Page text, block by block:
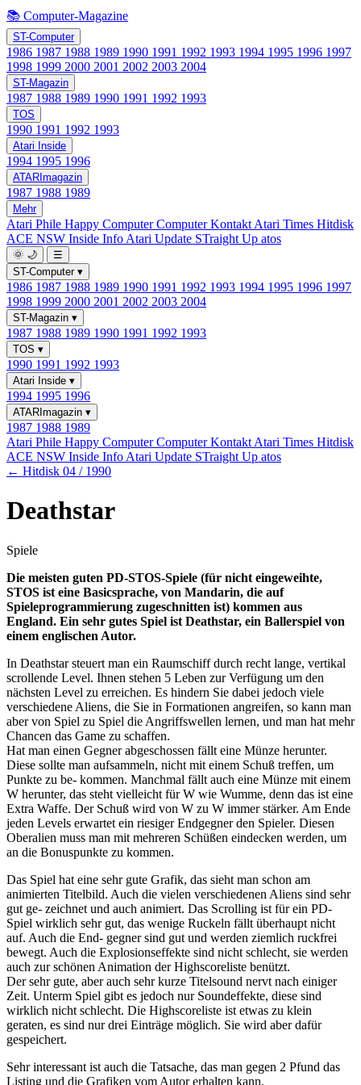
📚 Computer-Magazine
ST-Computer
1986 1987 1988 1989 1990 1991 1992 1993 1994 1995 1996 1997
1998 1999 2000 2001 2002 2003 2004
ST-Magazin
1987 1988 1989 1990 1991 1992 1993
TOS
1990 1991 1992 1993
Atari Inside
1994 1995 1996
ATARImagazin
1987 1988 1989
Mehr
Atari Phile Happy ComputerComputer Kontakt Atari Times Hitdisk
ACE NSW Inside Info Atari Update STraight Up atos
🌞 🌙
☰
ST-Computer ▾
1986 1987 1988 1989 1990 1991 1992 1993 1994 1995 1996 1997
1998 1999 2000 2001 2002 2003 2004
ST-Magazin ▾
1987 1988 1989 1990 1991 1992 1993
TOS ▾
1990 1991 1992 1993
Atari Inside ▾
1994 1995 1996
ATARImagazin ▾
1987 1988 1989
Atari Phile Happy ComputerComputer Kontakt Atari Times Hitdisk
ACE NSW Inside Info Atari Update STraight Up atos
← Hitdisk 04 / 1990
Deathstar
Spiele
Die meisten guten PD-STOS-Spiele (für nicht eingeweihte,
STOS ist eine Basicsprache, von Mandarin, die auf
Spieleprogrammierung zugeschnitten ist) kommen aus
England. Ein sehr gutes Spiel ist Deathstar, ein Ballerspiel von
einem englischen Autor.
In Deathstar steuert man ein Raumschiff durch recht lange, vertikal
scrollende Level. Ihnen stehen 5 Leben zur Verfügung um den
nächsten Level zu erreichen. Es hindern Sie dabei jedoch viele
verschiedene Aliens, die Sie in Formationen angreifen, so kann man
aber von Spiel zu Spiel die Angriffswellen lernen, und man hat mehr
Chancen das Game zu schaffen.
Hat man einen Gegner abgeschossen fällt eine Münze herunter.
Diese sollte man aufsammeln, nicht mit einem Schuß treffen, um
Punkte zu be- kommen. Manchmal fällt auch eine Münze mit einem
W herunter, das steht vielleicht für W wie Wumme, denn das ist eine
Extra Waffe. Der Schuß wird von W zu W immer stärker. Am Ende
jeden Levels erwartet ein riesiger Endgegner den Spieler. Diesen
Oberalien muss man mit mehreren Schüßen eindecken werden, um
an die Bonuspunkte zu kommen.
Das Spiel hat eine sehr gute Grafik, das sieht man schon am
animierten Titelbild. Auch die vielen verschiedenen Aliens sind sehr
gut ge- zeichnet und auch animiert. Das Scrolling ist für ein PD-
Spiel wirklich sehr gut, das wenige Ruckeln fällt überhaupt nicht
auf. Auch die End- gegner sind gut und werden ziemlich ruckfrei
bewegt. Auch die Explosionseffekte sind nicht schlecht, sie werden
auch zur schönen Animation der Highscoreliste benützt.
Der sehr gute, aber auch sehr kurze Titelsound nervt nach einiger
Zeit. Unterm Spiel gibt es jedoch nur Soundeffekte, diese sind
wirklich nicht schlecht. Die Highscoreliste ist etwas zu klein
geraten, es sind nur drei Einträge möglich. Sie wird aber dafür
gespeichert.
Sehr interessant ist auch die Tatsache, das man gegen 2 Pfund das
Listing und die Grafiken vom Autor erhalten kann.